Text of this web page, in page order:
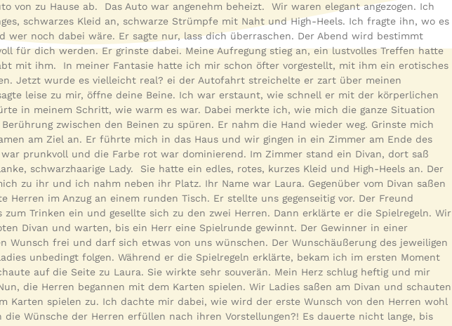
von zu Hause ab. Das Auto war angenehm beheizt. Wir waren elegant angezogen. Ich
schwarzes Kleid an, schwarze Strümpfe mit Naht und High-Heels. Ich fragte ihn, wo es
wer noch dabei wäre. Er sagte nur, lass dich überraschen. Der Abend wird bestimmt
für dich werden. Er grinste dabei. Meine Aufregung stieg an, ein lustvolles Treffen hatte
mit ihm. In meiner Fantasie hatte ich mir schon öfter vorgestellt, mit ihm ein erotisches
Jetzt wurde es vielleicht real? ei der Autofahrt streichelte er zart über meinen
leise zu mir, öffne deine Beine. Ich war erstaunt, wie schnell er mit der körperlichen
in meinem Schritt, wie warm es war. Dabei merkte ich, wie mich die ganze Situation
zwischen den Beinen zu spüren. Er nahm die Hand wieder weg. Grinste mich
am Ziel an. Er führte mich in das Haus und wir gingen in ein Zimmer am Ende des
war prunkvoll und die Farbe rot war dominierend. Im Zimmer stand ein Divan, dort saß
schwarzhaarige Lady. Sie hatte ein edles, rotes, kurzes Kleid und High-Heels an. Der
zu ihr und ich nahm neben ihr Platz. Ihr Name war Laura. Gegenüber vom Divan saßen
Herren im Anzug an einem runden Tisch. Er stellte uns gegenseitig vor. Der Freund
zum Trinken ein und gesellte sich zu den zwei Herren. Dann erklärte er die Spielregeln. Wir
Divan und warten, bis ein Herr eine Spielrunde gewinnt. Der Gewinner in einer
Wunsch frei und darf sich etwas von uns wünschen. Der Wunschäußerung des jeweiligen
unbedingt folgen. Während er die Spielregeln erklärte, bekam ich im ersten Moment
auf die Seite zu Laura. Sie wirkte sehr souverän. Mein Herz schlug heftig und mir
die Herren begannen mit dem Karten spielen. Wir Ladies saßen am Divan und schauten
Karten spielen zu. Ich dachte mir dabei, wie wird der erste Wunsch von den Herren wohl
die Wünsche der Herren erfüllen nach ihren Vorstellungen?! Es dauerte nicht lange, bis